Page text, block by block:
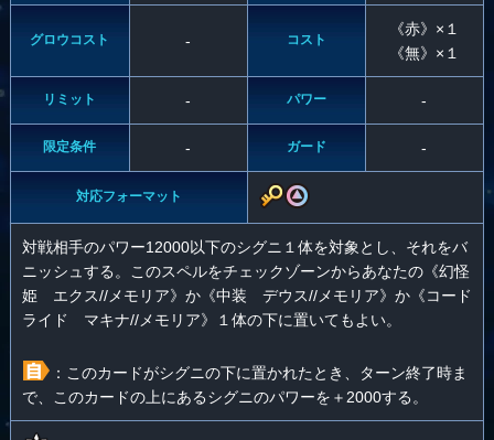
グロウコスト - コスト
《赤》×１
《無》×１
リミット - パワー -
限定条件 - ガード -
対応フォーマット
対戦相手のパワー12000以下のシグニ１体を対象とし、それをバ
ニッシュする。このスペルをチェックゾーンからあなたの《幻怪
姫 エクス//メモリア》か《中装 デウス//メモリア》か《コード
ライド マキナ//メモリア》１体の下に置いてもよい。
：このカードがシグニの下に置かれたとき、ターン終了時ま
で、このカードの上にあるシグニのパワーを＋2000する。